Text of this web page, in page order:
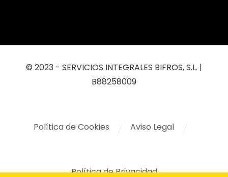
© 2023 - SERVICIOS INTEGRALES BIFROS, S.L. |
B88258009
Política de Cookies Aviso Legal
Política de Privacidad